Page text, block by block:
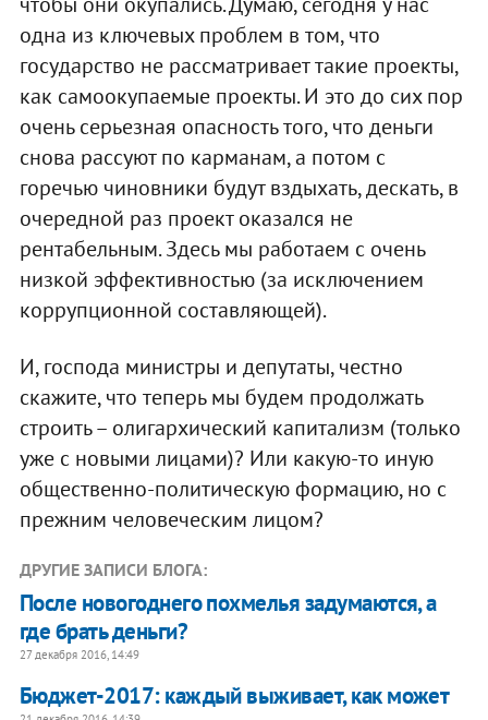
одна из ключевых проблем в том, что
государство не рассматривает такие проекты,
как самоокупаемые проекты. И это до сих пор
очень серьезная опасность того, что деньги
снова рассуют по карманам, а потом с
горечью чиновники будут вздыхать, дескать, в
очередной раз проект оказался не
рентабельным. Здесь мы работаем с очень
низкой эффективностью (за исключением
коррупционной составляющей).
И, господа министры и депутаты, честно
скажите, что теперь мы будем продолжать
строить – олигархический капитализм (только
уже с новыми лицами)? Или какую-то иную
общественно-политическую формацию, но с
прежним человеческим лицом?
ДРУГИЕ ЗАПИСИ БЛОГА:
После новогоднего похмелья задумаются, а
где брать деньги?
27 декабря 2016, 14:49
Бюджет-2017: каждый выживает, как может